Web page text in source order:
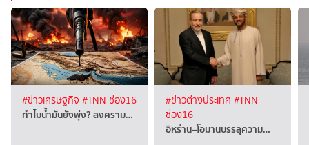
#ข่าวเศรษฐกิจ #TNN ช่อง16
ทำไมน้ำมันยังพุ่ง? สงคราม…
#ข่าวต่างประเทศ #TNN
ช่อง16
อิหร่าน–โอมานบรรลุความ…